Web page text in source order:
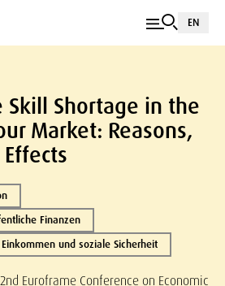
EN
Skill Shortage in the
Market: Reasons,
Finanzen
und soziale Sicherheit
Euroframe Conference on Economic